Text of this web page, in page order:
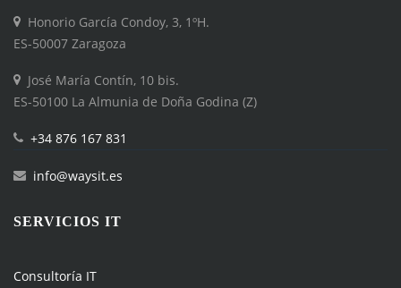
Honorio García Condoy, 3, 1ºH.
ES-50007 Zaragoza
José María Contín, 10 bis.
ES-50100 La Almunia de Doña Godina (Z)
+34 876 167 831
info@waysit.es
SERVICIOS IT
Consultoría IT